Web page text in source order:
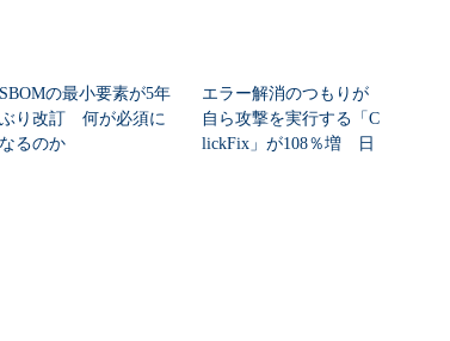
SBOMの最小要素が5年
ぶり改訂 何が必須に
なるのか
エラー解消のつもりが
自ら攻撃を実行する「C
lickFix」が108％増 日